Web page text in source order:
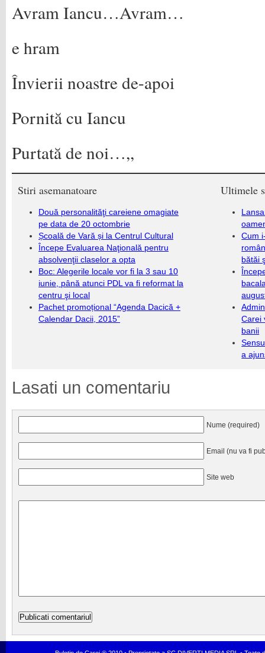
Avram Iancu…Avram…
e hram
Învierii noastre de-apoi
Pornită cu Iancu
Purtată de noi…,,
Stiri asemanatoare
Două personalităţi careiene omagiate
pe data de 20 octombrie
Școală de Vară și la Centrul Cultural
Începe Evaluarea Naţională pentru
absolvenţii claselor a opta
Boc: Alegerile locale vor fi la 3 sau 10
iunie, până atunci PDL va fi reformat la
centru şi local
Pachet promoțional “Agenda Dacică +
Calendar Dacii, 2015”
Ultimele
Cum
bătăi
Carei
banii
a
Lasati un comentariu
Nume (required)
Email (nu va fi
Site web